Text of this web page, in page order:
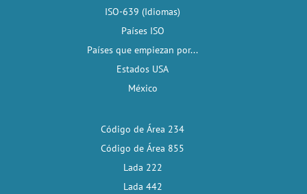
ISO-639 (Idiomas)
Países ISO
Países que empiezan por...
Estados USA
México
Código de Área 234
Código de Área 855
Lada 222
Lada 442